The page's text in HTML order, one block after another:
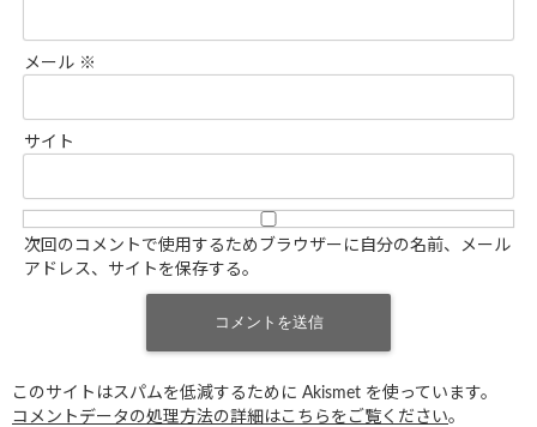
メール ※
サイト
次回のコメントで使用するためブラウザーに自分の名前、メール
アドレス、サイトを保存する。
このサイトはスパムを低減するために Akismet を使っています。
コメントデータの処理方法の詳細はこちらをご覧ください。